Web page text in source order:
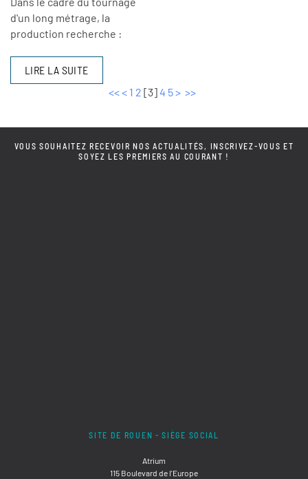
d'un long métrage, la
production recherche :
LIRE LA SUITE
<<< 1 2 [3]4 5> >>
VOUS SOUHAITEZ RECEVOIR NOS ACTUALITÉS, INSCRIVEZ-VOUS ET
SOYEZ LES PREMIERS AU COURANT !
SITE DE ROUEN - SIÈGE SOCIAL
Atrium
115 Boulevard de l'Europe